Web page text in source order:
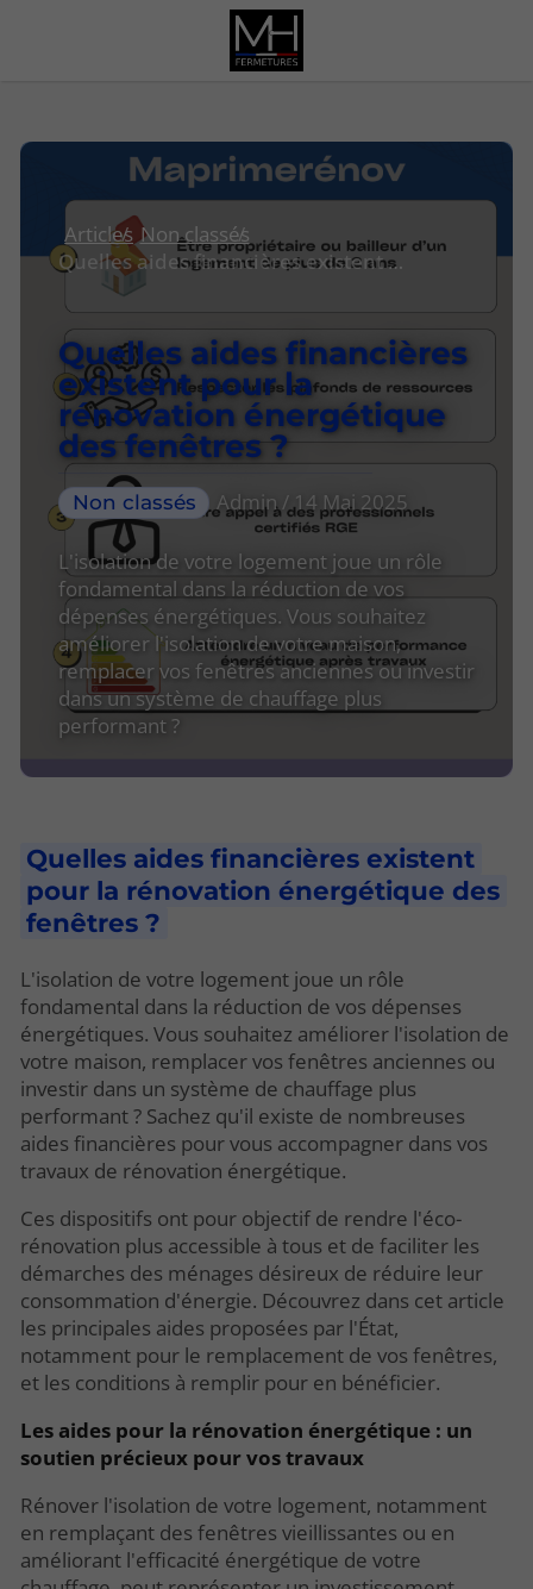
Articles Non classés
Quelles aides financières existent pour la rénovation énergétique des fenêtres ?
Quelles aides financières
existent pour la
rénovation énergétique
des fenêtres ?
Non classés Admin / 14 Mai 2025
L'isolation de votre logement joue un rôle
fondamental dans la réduction de vos
dépenses énergétiques. Vous souhaitez
améliorer l'isolation de votre maison,
remplacer vos fenêtres anciennes ou investir
dans un système de chauffage plus
performant ?
Quelles aides financières existent
pour la rénovation énergétique des
fenêtres ?
L'isolation de votre logement joue un rôle
fondamental dans la réduction de vos dépenses
énergétiques. Vous souhaitez améliorer l'isolation de
votre maison, remplacer vos fenêtres anciennes ou
investir dans un système de chauffage plus
performant ? Sachez qu'il existe de nombreuses
aides financières pour vous accompagner dans vos
travaux de rénovation énergétique.
Ces dispositifs ont pour objectif de rendre l'éco-
rénovation plus accessible à tous et de faciliter les
démarches des ménages désireux de réduire leur
consommation d'énergie. Découvrez dans cet article
les principales aides proposées par l'État,
notamment pour le remplacement de vos fenêtres,
et les conditions à remplir pour en bénéficier.
Les aides pour la rénovation énergétique : un
soutien précieux pour vos travaux
Rénover l'isolation de votre logement, notamment
en remplaçant des fenêtres vieillissantes ou en
améliorant l'efficacité énergétique de votre